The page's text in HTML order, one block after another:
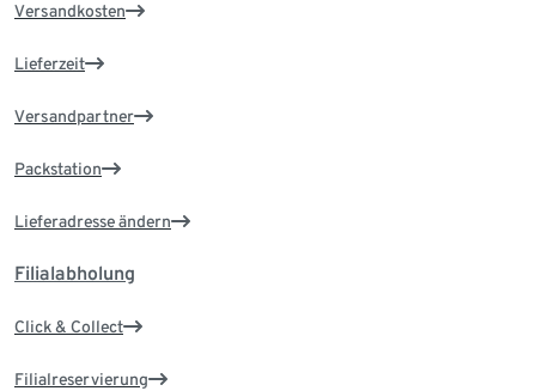
Versandkosten
Lieferzeit
Versandpartner
Packstation
Lieferadresse ändern
Filialabholung
Click & Collect
Filialreservierung